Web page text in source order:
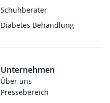
Schuhberater
Diabetes Behandlung
Unternehmen
Über uns
Pressebereich